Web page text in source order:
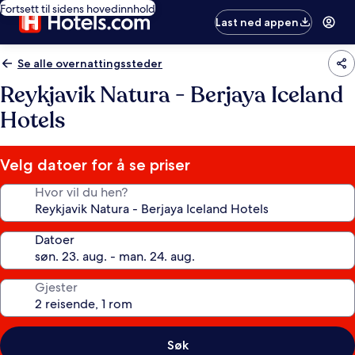
Fortsett til sidens hovedinnhold
Last ned appen
Se alle overnattingssteder
Reykjavik Natura - Berjaya Iceland
Hotels
Velg datoer for å se priser
Hvor vil du hen?
Datoer
Gjester
Søk